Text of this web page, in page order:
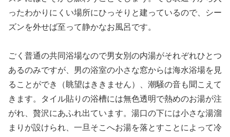
ったわかりにくい場所にひっそりと建っているので、シー
ズンを外せば至って静かなお風呂です。
ごく普通の共同浴場なので男女別の内湯がそれぞれひとつ
あるのみですが、男の浴室の小さな窓からは海水浴場を見
ることができ（眺望はききません）、潮騒の音も聞こえて
きます。タイル貼りの浴槽には無色透明で熱めのお湯が注
がれ、贅沢にあふれ出ています。湯口の下には小さな湯溜
まりが設けられ、一旦そこへお湯を落とすことによって冷